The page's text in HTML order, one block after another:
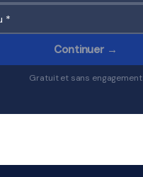
Continuer →
Gratuit et sans engagement